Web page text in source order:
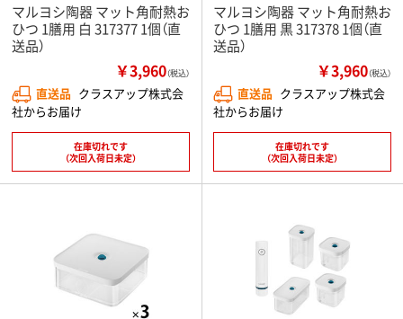
マルヨシ陶器 マット角耐熱お
ひつ 1膳用 白 317377 1個（直
送品）
￥3,960（税込）
直送品 クラスアップ株式会
社からお届け
在庫切れです
（次回入荷日未定）
マルヨシ陶器 マット角耐熱お
ひつ 1膳用 黒 317378 1個（直
送品）
￥3,960（税込）
直送品 クラスアップ株式会
社からお届け
在庫切れです
（次回入荷日未定）